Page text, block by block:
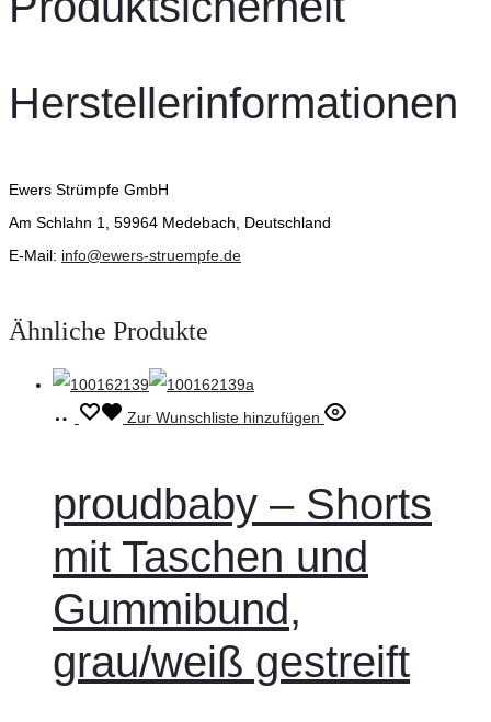
Herstellerinformationen
Ewers Strümpfe GmbH
Am Schlahn 1, 59964 Medebach, Deutschland
E-Mail: info@ewers-struempfe.de
Ähnliche Produkte
Ausführung
Dieses
mehrere
Varianten
auf.
Die
können
Zur Wunschliste hinzufügen
proudbaby – Shorts
mit Taschen und
Gummibund,
grau/weiß gestreift